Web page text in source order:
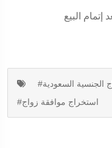
إتمام البيع
الجنسية السعودية
#استخراج موافقة زواج